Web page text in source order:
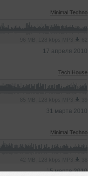
Minimal Techno
17 апреля 2010
Tech House
31 марта 2010
Minimal Techno
15 марта 2010